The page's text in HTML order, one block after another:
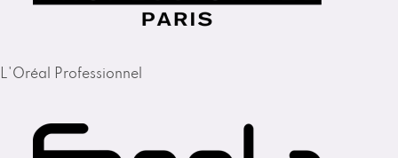
L'Oréal Professionnel